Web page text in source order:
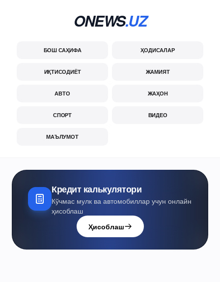
ONEWS.UZ
БОШ САҲИФА ҲОДИСАЛАР
ИҚТИСОДИЁТ ЖАМИЯТ
АВТО ЖАҲОН
СПОРТ ВИДЕО
МАЪЛУМОТ
Кредит калькулятори
Кўчмас мулк ва автомобиллар учун онлайн
ҳисоблаш
Ҳисоблаш